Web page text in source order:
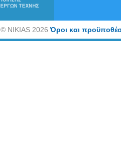
©NIKIAS 2026Όροι και